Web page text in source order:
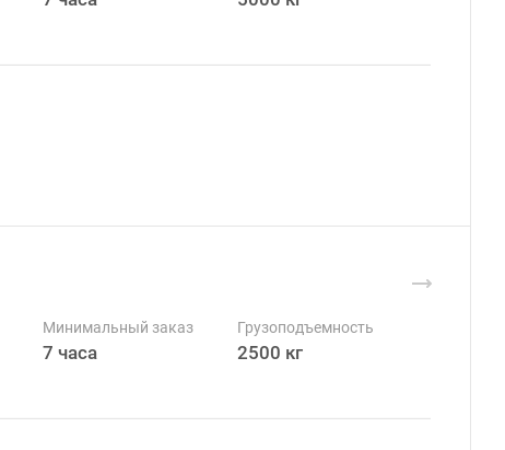
Минимальный заказ
7 часа
Грузоподъемность
2500 кг